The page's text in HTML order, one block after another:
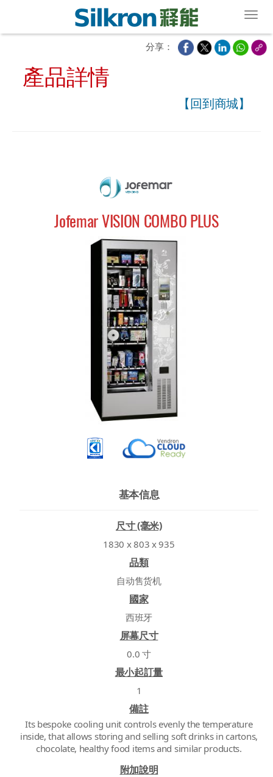
分享：
產品詳情
【回到商城】
Jofemar VISION COMBO PLUS
基本信息
尺寸 (毫米)
1830 x 803 x 935
品類
自动售货机
國家
西班牙
屏幕尺寸
0.0 寸
最小起訂量
1
備註
Its bespoke cooling unit controls evenly the temperature
inside, that allows storing and selling soft drinks in cartons,
chocolate, healthy food items and similar products.
附加說明